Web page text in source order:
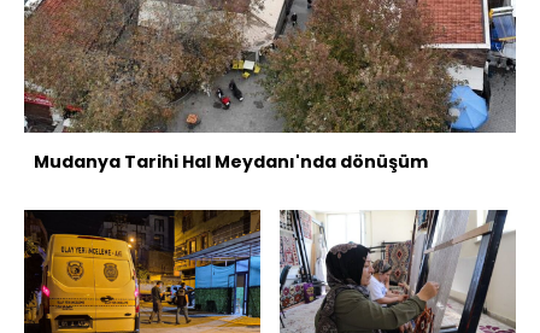
Mudanya Tarihi Hal Meydanı'nda dönüşüm